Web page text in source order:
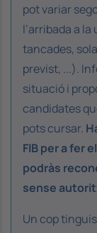
pot variar
l’arribada a
tancades,
previst, ...).
situació i
candidates
pots cursar.
FIB per a fer
podràs
sense
Un cop